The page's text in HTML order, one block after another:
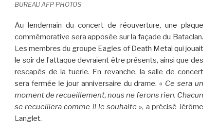
BUREAU AFP PHOTOS
Au lendemain du concert de réouverture, une plaque
commémorative sera apposée sur la façade du Bataclan.
Les membres du groupe Eagles of Death Metal qui jouait
le soir de l’attaque devraient être présents, ainsi que des
rescapés de la tuerie. En revanche, la salle de concert
sera fermée le jour anniversaire du drame. « Ce sera un
moment de recueillement, nous ne ferons rien. Chacun
se recueillera comme il le souhaite », a précisé Jérôme
Langlet.